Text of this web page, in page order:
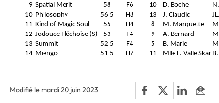
9 Spatial Merit 58 F6 10 D. Boche
10 Philosophy 56,5 H8 13 J. Claudic
11 Kind of Magic Soul 55 H4 8 M. Marquette
12 Jodouce Fléchoise (S) 53 F4 9 A. Bernard
13 Summit 52,5 F4 5 B. Marie
14 Miengo 51,5 H7 11 Mlle F. Valle Skar
Modifié le mardi 20 juin 2023